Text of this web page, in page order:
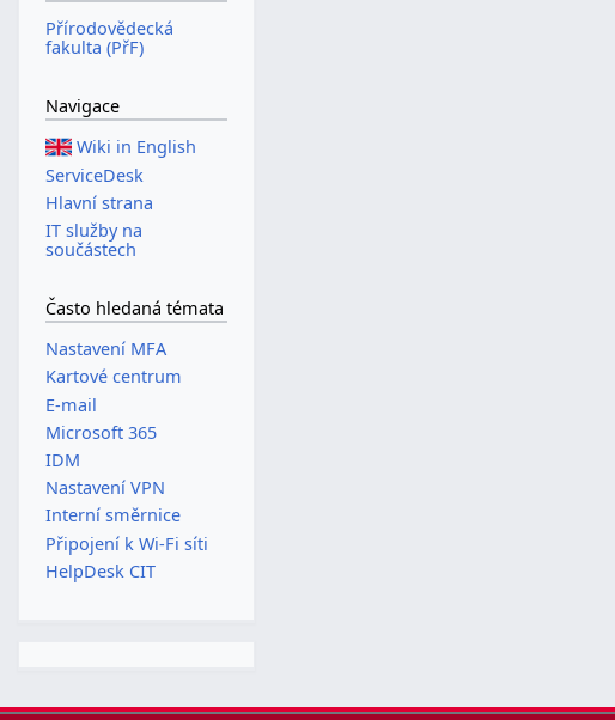
Přírodovědecká
fakulta (PřF)
Navigace
Wiki in English
ServiceDesk
Hlavní strana
IT služby na
součástech
Často hledaná témata
Nastavení MFA
Kartové centrum
E-mail
Microsoft 365
IDM
Nastavení VPN
Interní směrnice
Připojení k Wi-Fi síti
HelpDesk CIT